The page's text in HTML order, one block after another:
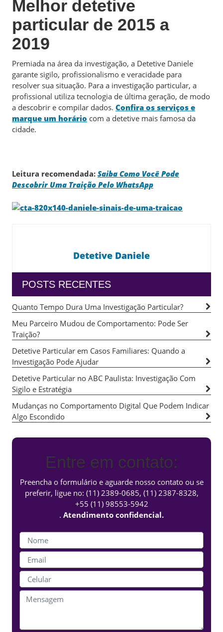
Melhor detetive
particular de 2015 a
2019
Premiada na área da investigação, a Detetive Daniele
garante sigilo, profissionalismo e veracidade para
resolver sua situação. Para a investigação particular, a
profissional utiliza tecnologia de última geração, de modo
a descobrir e compilar dados. Confira os serviços e
marque um horário com a detetive mais famosa da
cidade.
Leitura recomendada: Saiba Como Você Pode
Descobrir Uma Traição Pelo WhatsApp
Detetive Daniele
POSTS RECENTES
Quanto Tempo Dura Uma Investigação Particular?
Meu Parceiro Mudou de Comportamento: Pode Ser
Traição?
Detetive Particular em Casos Familiares: Quando a
Investigação Pode Ajudar
Detetive Particular no ABC Paulista: Investigação Com
Sigilo e Estratégia
Mudanças no Comportamento Digital Que Podem Indicar
Algo Escondido
Entre em contato:
Preencha o formulário e aguarde nosso contato ou se
preferir, ligue no: (11) 2389-0685, (11) 2387-8328,
+55 (11) 98553-5942
. Atendimento confidencial.